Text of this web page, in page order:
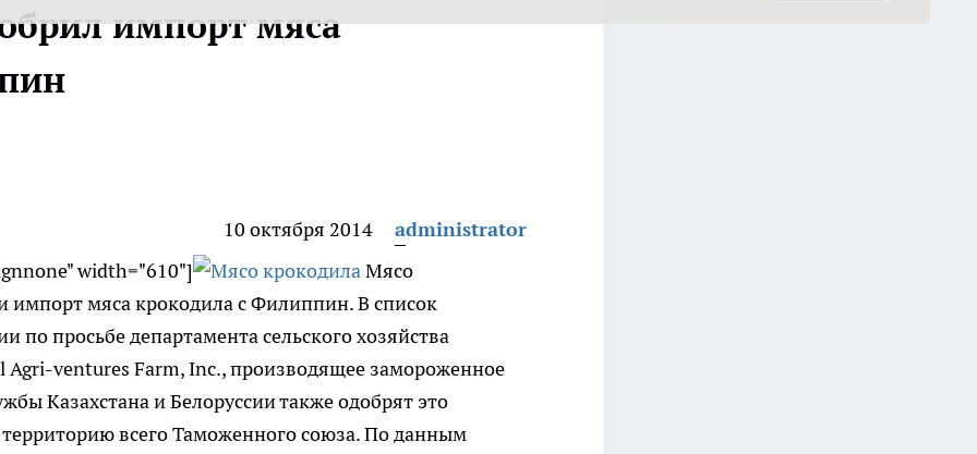
импорт мяса
10 октября 2014
administrator
width="610"]
Мясо
мяса крокодила с Филиппин. В список
просьбе департамента сельского хозяйства
ventures Farm, Inc., производящее замороженное
Казахстана и Белоруссии также одобрят это
всего Таможенного союза. По данным